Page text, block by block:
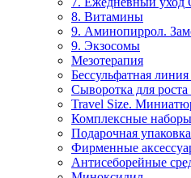
8. Витамины
9. Аминопиррол.
9. Экзосомы
Мезотерапия
Бессульфатная
Сыворотка для
Travel Size.
Комплексные наборы
Подарочная упаковка
Фирменные
Антисеборейные